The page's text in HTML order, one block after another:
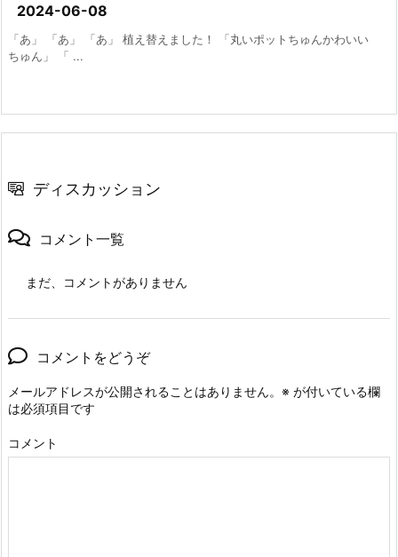
2024-06-08
「あ」 「あ」 「あ」 植え替えました！ 「丸いポットちゅんかわいい
ちゅん」 「 ...
ディスカッション
コメント一覧
まだ、コメントがありません
コメントをどうぞ
メールアドレスが公開されることはありません。 ※ が付いている欄
は必須項目です
コメント